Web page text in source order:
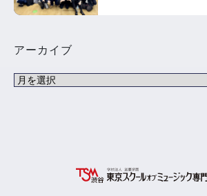
アーカイブ